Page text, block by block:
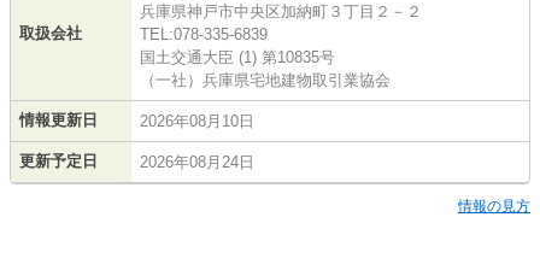
取扱会社
兵庫県神戸市中央区加納町３丁目２－２
TEL:078-335-6839
国土交通大臣 (1) 第10835号
（一社）兵庫県宅地建物取引業協会
情報更新日 2026年08月10日
更新予定日 2026年08月24日
情報の見方